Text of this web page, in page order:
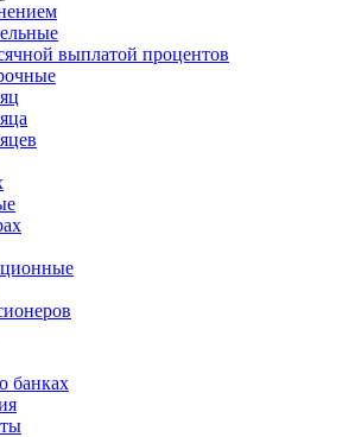
выплатой процентов
банках